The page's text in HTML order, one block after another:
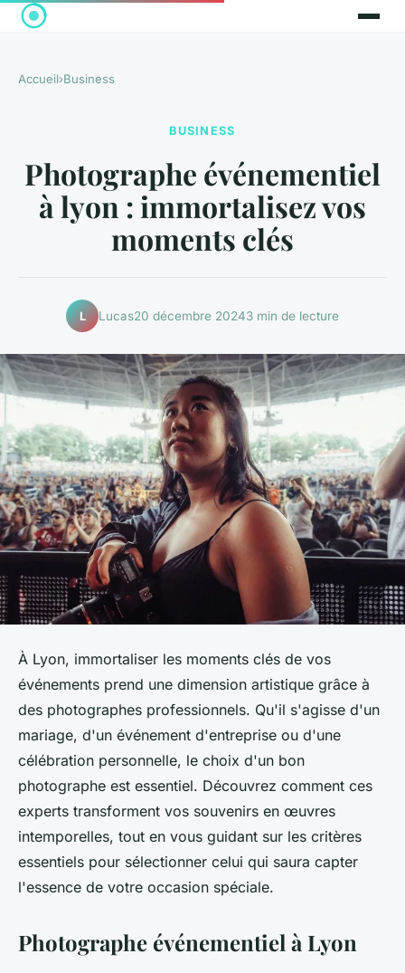
Accueil›Business
BUSINESS
Photographe événementiel
à lyon : immortalisez vos
moments clés
L Lucas20 décembre 20243 min de lecture
À Lyon, immortaliser les moments clés de vos
événements prend une dimension artistique grâce à
des photographes professionnels. Qu'il s'agisse d'un
mariage, d'un événement d'entreprise ou d'une
célébration personnelle, le choix d'un bon
photographe est essentiel. Découvrez comment ces
experts transforment vos souvenirs en œuvres
intemporelles, tout en vous guidant sur les critères
essentiels pour sélectionner celui qui saura capter
l'essence de votre occasion spéciale.
Photographe événementiel à Lyon